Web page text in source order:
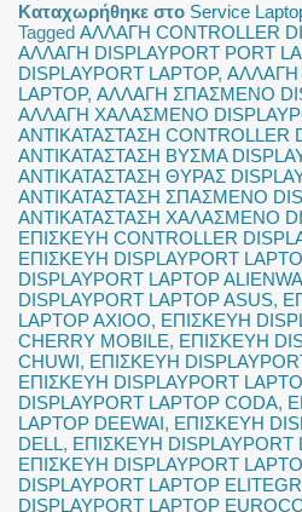
Καταχωρήθηκε στο Service
Tagged ΑΛΛΑΓΗ CONTROLLER
ΑΛΛΑΓΗ DISPLAYPORT PORT
DISPLAYPORT LAPTOP,ΑΛΛΑΓΗ
LAPTOP,ΑΛΛΑΓΗ ΣΠΑΣΜΕΝΟ
ΑΛΛΑΓΗ ΧΑΛΑΣΜΕΝΟ
ΑΝΤΙΚΑΤΑΣΤΑΣΗ CONTROLLER
ΑΝΤΙΚΑΤΑΣΤΑΣΗ ΒΥΣΜΑ
ΑΝΤΙΚΑΤΑΣΤΑΣΗ ΘΥΡΑΣ
ΑΝΤΙΚΑΤΑΣΤΑΣΗ ΣΠΑΣΜΕΝΟ
ΑΝΤΙΚΑΤΑΣΤΑΣΗ ΧΑΛΑΣΜΕΝΟ
ΕΠΙΣΚΕΥΗ CONTROLLER
ΕΠΙΣΚΕΥΗ DISPLAYPORT
DISPLAYPORT LAPTOP
DISPLAYPORT LAPTOP ASUS,
LAPTOP AXIOO, ΕΠΙΣΚΕΥΗ
CHERRY MOBILE, ΕΠΙΣΚΕΥΗ
CHUWI, ΕΠΙΣΚΕΥΗ
ΕΠΙΣΚΕΥΗ DISPLAYPORT
DISPLAYPORT LAPTOP CODA,
LAPTOP DEEWAI, ΕΠΙΣΚΕΥΗ
DELL, ΕΠΙΣΚΕΥΗ DISPLAYPORT
ΕΠΙΣΚΕΥΗ DISPLAYPORT
DISPLAYPORT LAPTOP
DISPLAYPORT LAPTOP